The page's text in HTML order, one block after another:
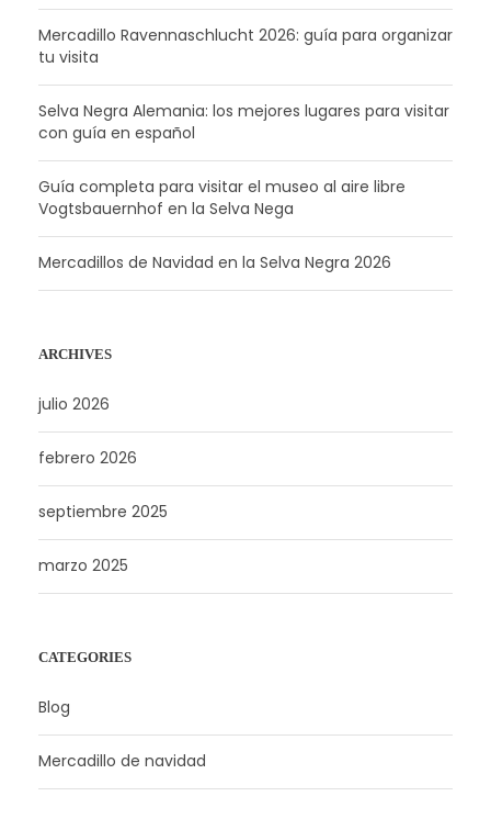
Mercadillo Ravennaschlucht 2026: guía para organizar
tu visita
Selva Negra Alemania: los mejores lugares para visitar
con guía en español
Guía completa para visitar el museo al aire libre
Vogtsbauernhof en la Selva Nega
Mercadillos de Navidad en la Selva Negra 2026
ARCHIVES
julio 2026
febrero 2026
septiembre 2025
marzo 2025
CATEGORIES
Blog
Mercadillo de navidad